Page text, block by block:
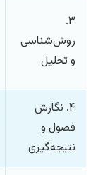
۳.
روش‌شناسی
و تحلیل
۴. نگارش
فصول و
نتیجه‌گیری